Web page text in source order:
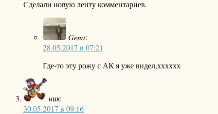
Сделали новую ленту комментариев.
Gena:
28.05.2017 в 07:21
Где-то эту рожу с АК я уже видел,хххххх
ник:
30.05.2017 в 09:16